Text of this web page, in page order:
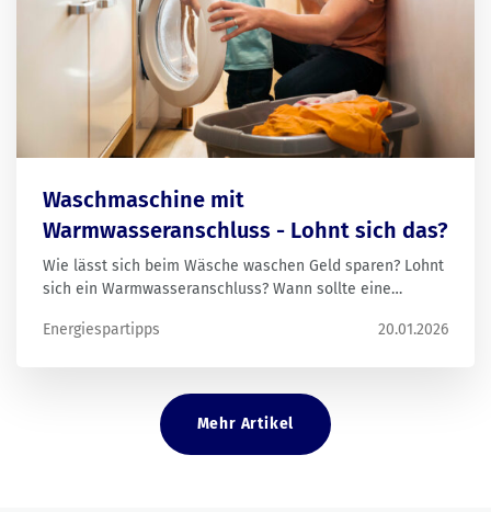
Waschmaschine mit
Warmwasseranschluss - Lohnt sich das?
Wie lässt sich beim Wäsche waschen Geld sparen? Lohnt
sich ein Warmwasseranschluss? Wann sollte eine
Energiespartipps
20.01.2026
Mehr Artikel